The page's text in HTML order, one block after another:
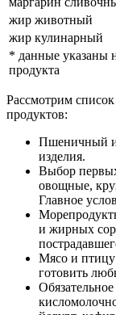
жир животный
жир кулинарный
* данные указаны
продукта
Рассмотрим
продуктов:
Пшеничный
изделия.
Выбор
овощные,
Главное
и жирных
Мясо и птицу
готовить